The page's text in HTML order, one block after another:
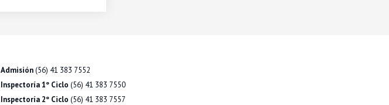
Admisión(56) 41 383 7552
Inspectoría 1º Ciclo (56) 41 383 7550
Inspectoría 2º Ciclo (56) 41 383 7557